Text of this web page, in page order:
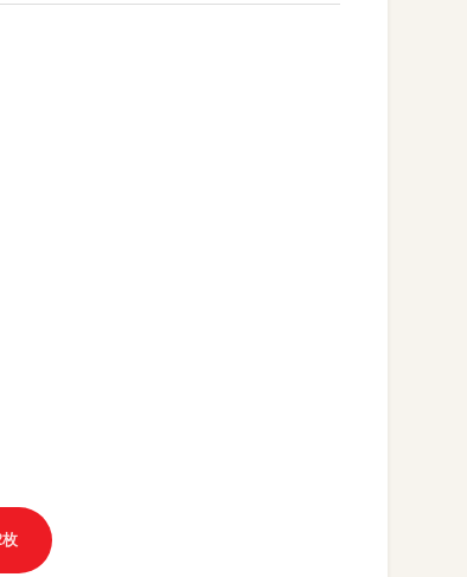
性がグッド！